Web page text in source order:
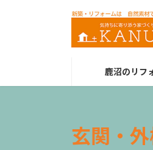
鹿沼のリフ
玄関・